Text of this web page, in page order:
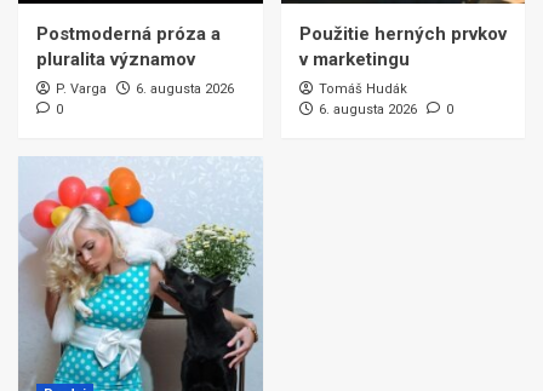
Postmoderná próza a
pluralita významov
P. Varga
6. augusta 2026
0
Použitie herných prvkov
v marketingu
Tomáš Hudák
6. augusta 2026
0